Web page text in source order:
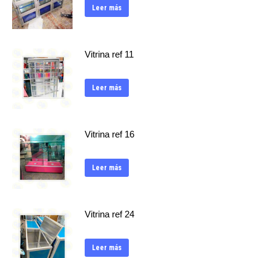
Leer más
Vitrina ref 11
Leer más
Vitrina ref 16
Leer más
Vitrina ref 24
Leer más